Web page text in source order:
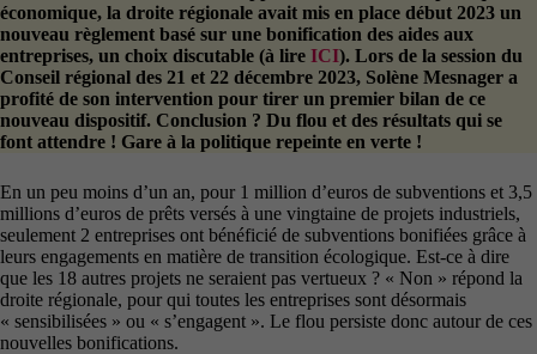
économique, la droite régionale avait mis en place début 2023 un
nouveau règlement basé sur une bonification des aides aux
entreprises, un choix discutable (à lire ICI). Lors de la session du
Conseil régional des 21 et 22 décembre 2023, Solène Mesnager a
profité de son intervention pour tirer un premier bilan de ce
nouveau dispositif. Conclusion ? Du flou et des résultats qui se
font attendre ! Gare à la politique repeinte en verte !
En un peu moins d’un an, pour 1 million d’euros de subventions et 3,5
millions d’euros de prêts versés à une vingtaine de projets industriels,
seulement 2 entreprises ont bénéficié de subventions bonifiées grâce à
leurs engagements en matière de transition écologique. Est-ce à dire
que les 18 autres projets ne seraient pas vertueux ? « Non » répond la
droite régionale, pour qui toutes les entreprises sont désormais
« sensibilisées » ou « s’engagent ». Le flou persiste donc autour de ces
nouvelles bonifications.